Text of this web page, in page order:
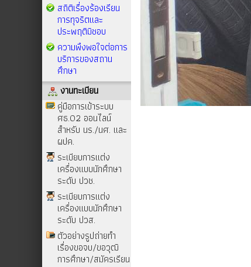
สถิติเรื่องร้องเรียน
การทุจริตและ
ประพฤติมิชอบ
ความพึงพอใจต่อการ
บริการของสถาน
ศึกษา
งานทะเบียน
คู่มือการเข้าระบบ
ศธ.02 ออนไลน์
สำหรับ นร./นศ. และ
ผปค.
ระเบียบการแต่ง
เครื่องแบบนักศึกษา
ระดับ ปวช.
ระเบียบการแต่ง
เครื่องแบบนักศึกษา
ระดับ ปวส.
ตัวอย่างรูปถ่ายทำ
เรื่องขอจบ/ขอวุฒิ
การศึกษา/สมัครเรียน